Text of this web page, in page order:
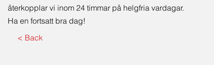
återkopplar vi inom 24 timmar på helgfria vardagar.
Ha en fortsatt bra dag!
< Back